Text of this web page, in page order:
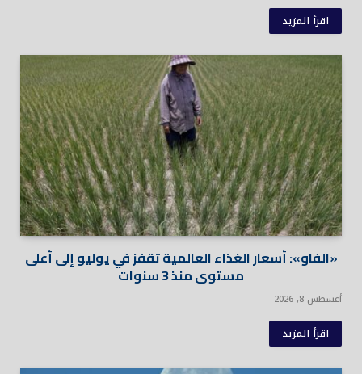
اقرأ المزيد
«الفاو»: أسعار الغذاء العالمية تقفز في يوليو إلى أعلى
مستوى منذ 3 سنوات
أغسطس 8, 2026
اقرأ المزيد